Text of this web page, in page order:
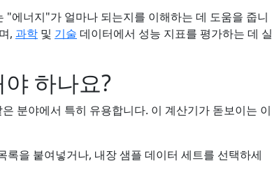
에너지"가 얼마나 되는지를 이해하는 데 도움을 줍니
, 과학 및 기술 데이터에서 성능 지표를 평가하는 데 실
하나요?
분야에서 특히 유용합니다. 이 계산기가 돋보이는 이
록을 붙여넣거나, 내장 샘플 데이터 세트를 선택하세